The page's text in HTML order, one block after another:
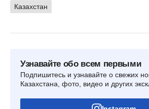
Казахстан
Узнавайте обо всем первыми
Подпишитесь и узнавайте о свежих
Казахстана, фото, видео и других